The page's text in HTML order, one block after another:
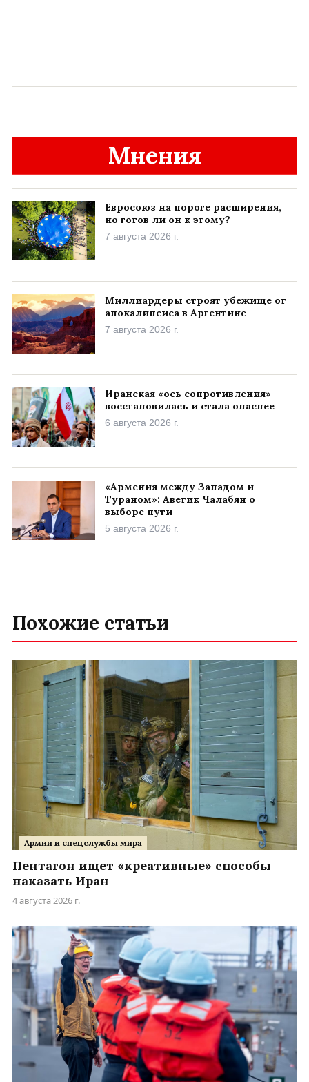
Мнения
Евросоюз на пороге расширения,
но готов ли он к этому?
7 августа 2026 г.
Миллиардеры строят убежище от
апокалипсиса в Аргентине
7 августа 2026 г.
Иранская «ось сопротивления»
восстановилась и стала опаснее
6 августа 2026 г.
«Армения между Западом и
Тураном»: Аветик Чалабян о
выборе пути
5 августа 2026 г.
Похожие статьи
Армии и спецслужбы мира
Пентагон ищет «креативные» способы
наказать Иран
4 августа 2026 г.